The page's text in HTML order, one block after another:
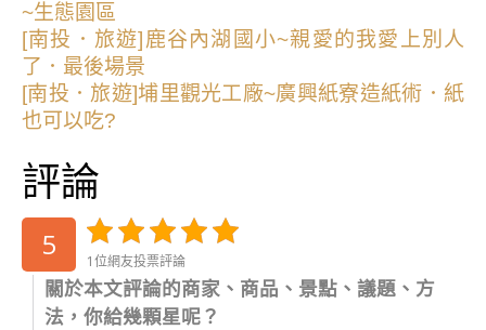
~生態園區
[南投．旅遊]鹿谷內湖國小~親愛的我愛上別人
了．最後場景
[南投．旅遊]埔里觀光工廠~廣興紙寮造紙術．紙
也可以吃?
評論
5 1位網友投票評論
關於本文評論的商家、商品、景點、議題、方
法，你給幾顆星呢？